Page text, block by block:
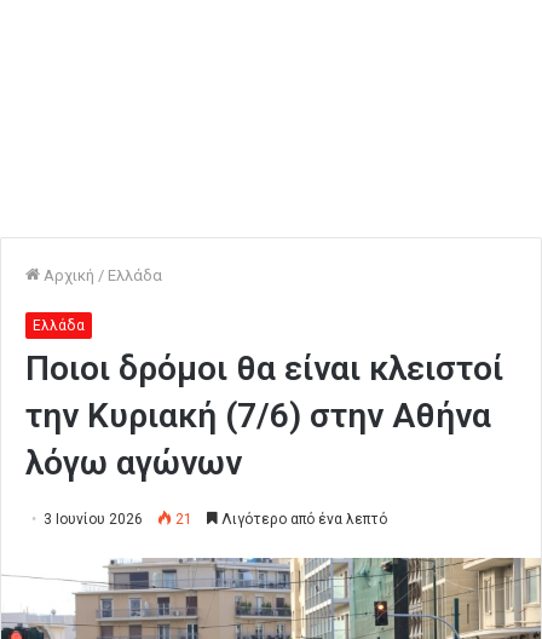
Αρχική / Ελλάδα
Ελλάδα
Ποιοι δρόμοι θα είναι κλειστοί
την Κυριακή (7/6) στην Αθήνα
λόγω αγώνων
3 Ιουνίου 2026 21 Λιγότερο από ένα λεπτό